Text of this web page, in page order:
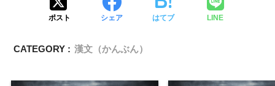
ポスト シェア はてブ LINE
CATEGORY : 漢文（かんぶん）